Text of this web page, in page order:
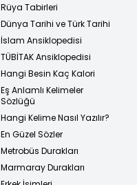
Rüya Tabirleri
Dünya Tarihi ve Türk Tarihi
İslam Ansiklopedisi
TÜBİTAK Ansiklopedisi
Hangi Besin Kaç Kalori
Eş Anlamlı Kelimeler
Sözlüğü
Hangi Kelime Nasıl Yazılır?
En Güzel Sözler
Metrobüs Durakları
Marmaray Durakları